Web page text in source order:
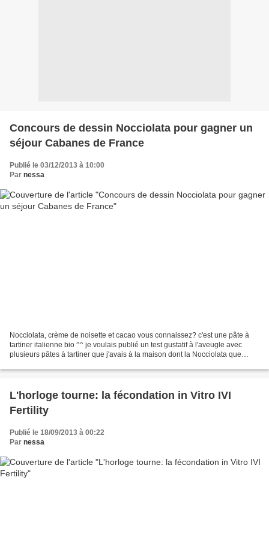
Concours de dessin Nocciolata pour gagner un
séjour Cabanes de France
Publié le 03/12/2013 à 10:00
Par nessa
Nocciolata, crème de noisette et cacao vous connaissez? c'est une pâte à
tartiner italienne bio ^^ je voulais publié un test gustatif à l'aveugle avec
plusieurs pâtes à tartiner que j'avais à la maison dont la Nocciolata que
L'horloge tourne: la fécondation in Vitro IVI
Fertility
Publié le 18/09/2013 à 00:22
Par nessa